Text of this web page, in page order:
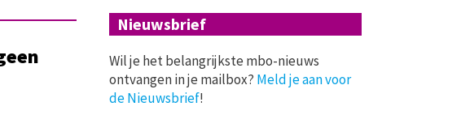
Nieuwsbrief
Wil je het belangrijkste mbo-nieuws
ontvangen in je mailbox? Meld je aan voor
de Nieuwsbrief!